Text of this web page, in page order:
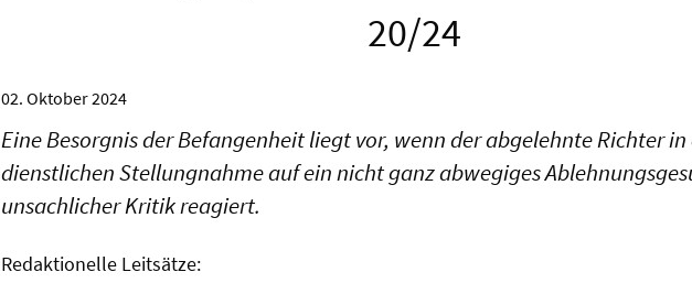
20/24
02. Oktober 2024
Eine Besorgnis der Befangenheit liegt vor, wenn der abgelehnte Richter
dienstlichen Stellungnahme auf ein nicht ganz abwegiges
unsachlicher Kritik reagiert.
Redaktionelle Leitsätze: